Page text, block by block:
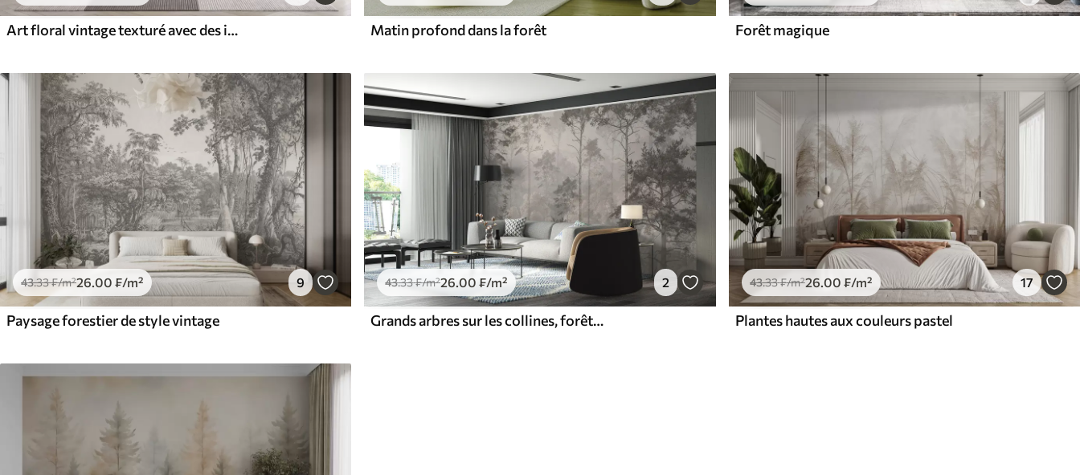
Art floral vintage texturé avec des illustrations délicates de fleurs et de feuilles de jardin dessinées, dans des tons pastel beige et sépia doux Matin profond dans la forêt Forêt magique
43.33₣/m²26.00 ₣/m² 9
Paysage forestier de style vintage
43.33₣/m²26.00 ₣/m² 2
Grands arbres sur les collines, forêt dans le brouillard
43.33₣/m²26.00 ₣/m² 17
Plantes hautes aux couleurs pastel